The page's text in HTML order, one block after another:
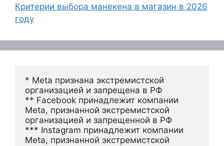
Критерии выбора манекена в магазин в 2026
году
* Meta признана экстремистской
организацией и запрещена в РФ
** Facebook принадлежит компании
Meta, признанной экстремистской
организацией и запрещенной в РФ
*** Instagram принадлежит компании
Meta, признанной экстремистской